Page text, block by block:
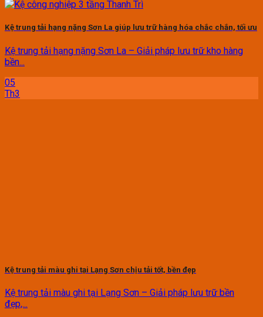
Kệ trung tải hạng nặng Sơn La giúp lưu trữ hàng hóa chắc chắn, tối ưu
Kệ trung tải hạng nặng Sơn La – Giải pháp lưu trữ kho hàng
bền...
05
Th3
Kệ trung tải màu ghi tại Lạng Sơn chịu tải tốt, bền đẹp
Kệ trung tải màu ghi tại Lạng Sơn – Giải pháp lưu trữ bền
đẹp,...